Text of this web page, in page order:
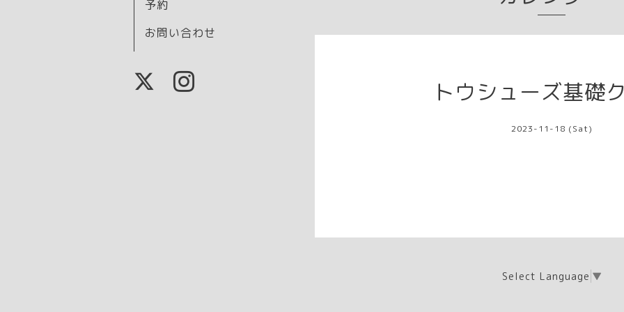
予約
お問い合わせ
トウシューズ基礎
2023-11-18 (Sat)
Select Language ▼